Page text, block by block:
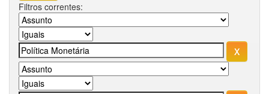
Filtros correntes: